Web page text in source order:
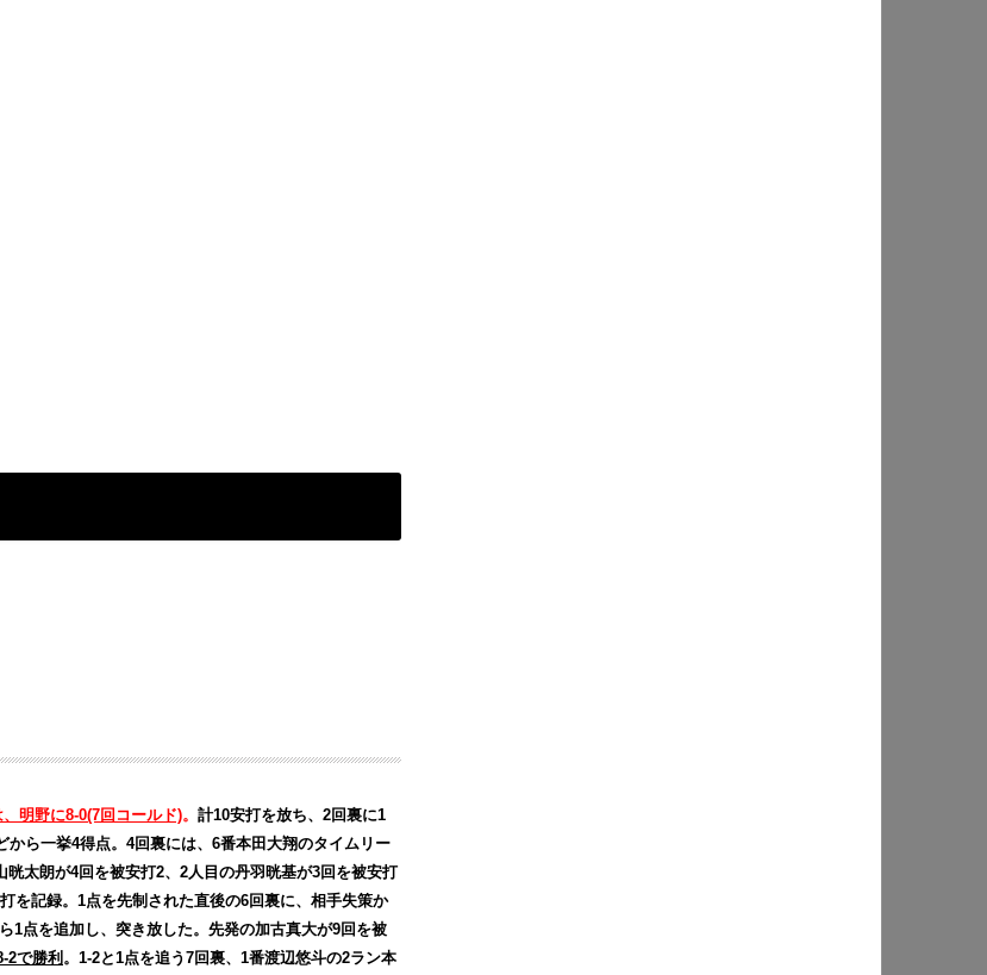
明野に8-0(7回コールド)。計10安打を放ち、2回裏に1
ら一挙4得点。4回裏には、6番本田大翔のタイムリー
太朗が4回を被安打2、2人目の丹羽晄基が3回を被安打
を記録。1点を先制された直後の6回裏に、相手失策か
1点を追加し、突き放した。先発の加古真大が9回を被
2で勝利 。1-2と1点を追う7回裏、1番渡辺悠斗の2ラン本